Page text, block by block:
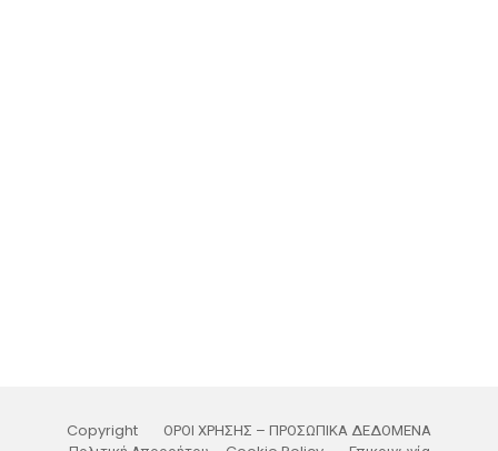
Copyright
ΟΡΟΙ ΧΡΗΣΗΣ – ΠΡΟΣΩΠΙΚΑ ΔΕΔΟΜΕΝΑ